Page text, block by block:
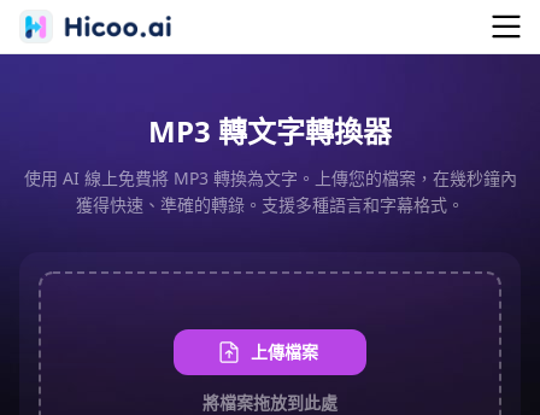
MP3 轉文字轉換器
使用 AI 線上免費將 MP3 轉換為文字。上傳您的檔案，在幾秒鐘內
獲得快速、準確的轉錄。支援多種語言和字幕格式。
上傳檔案
將檔案拖放到此處